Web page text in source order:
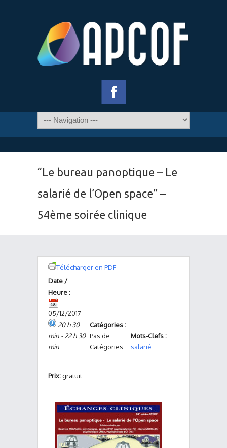
“Le bureau panoptique – Le
salarié de l’Open space” –
54ème soirée clinique
Télécharger en PDF
Date /
Heure :
05/12/2017
20 h 30
min - 22 h 30
min
Catégories :
Pas de
Catégories
Mots-Clefs :
salarié
Prix:gratuit